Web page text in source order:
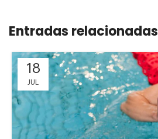
Entradas relacionadas
18
JUL